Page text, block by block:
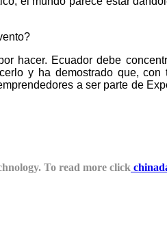
hacer. Ecuador debe
y ha demostrado que,
a ser parte de
To read more click